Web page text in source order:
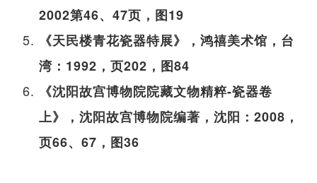
2002第46、47页，图19
《天民楼青花瓷器特展》，鸿禧美术馆，台
湾：1992，页202，图84
《沈阳故宫博物院院藏文物精粹-瓷器卷
上》，沈阳故宫博物院编著，沈阳：2008，
页66、67，图36